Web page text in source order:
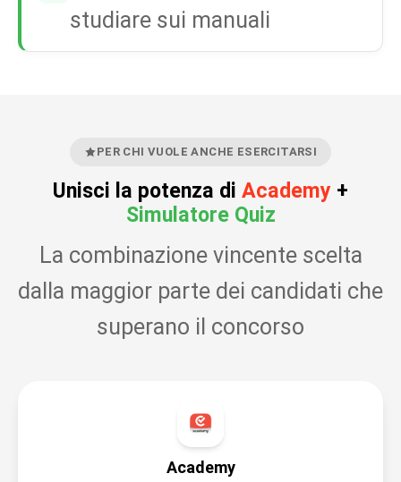
studiare sui manuali
PER CHI VUOLE ANCHE ESERCITARSI
Unisci la potenza di Academy +
Simulatore Quiz
La combinazione vincente scelta
dalla maggior parte dei candidati che
superano il concorso
Academy